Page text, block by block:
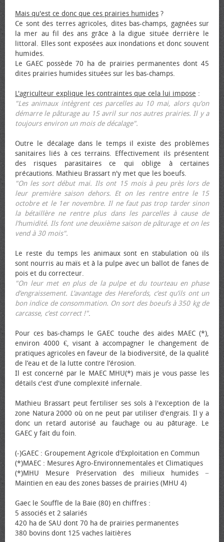
Mais qu'est ce donc que ces prairies humides ?
Ce sont des terres agricoles, dites bas-champs, gagnées sur
la mer au fil des ans grâce à la digue située derrière le
littoral. Elles sont exposées aux inondations et donc souvent
humides.
Le GAEC possède 70 ha de prairies permanentes dont 45
dites prairies humides situées sur les bas-champs.
L'agriculteur explique les contraintes que cela lui impose :
"Les animaux intègrent ces parcelles au 10 mai, alors qu’on
démarre le pâturage au 15 avril sur nos autres prairies. Il y a
toujours environ un mois de décalage".
Outre le décalage dans le temps il existe des problèmes
sanitaires liés à ces terrains. Effectivement ils présentent
des risques parasitaires ce qui oblige à certaines
précautions. Mathieu Brassart n'y met que les bœufs.
"On les sort début mai. Ils ont 15 mois à peu près lors de
leur première saison dehors. Et on les rentre entre le 15
octobre et le 1er novembre. Il ne faut pas trop tarder sinon
la bétaillère ne rentre plus dans les parcelles à cause de
l’humidité. Ils font une deuxième saison de pâturage et on les
vend à 30 mois".
Le reste du temps les animaux sont en stabulation où ils
sont nourris au maïs et à la pulpe avec un ballot de fanes de
pois et du correcteur.
"On leur met en plus de la pulpe et du tourteau en phase
d’engraissement. L’avantage des Herefords, c’est qu’ils ont un
bon indice de consommation. On sort des bœufs à 350 kg de
carcasse, c’est correct !".
Pour ces bas-champs le GAEC touche des aides MAEC (*),
environ 4000 €, visant à accompagner le changement de
pratiques agricoles en faveur de la biodiversité, de la qualité
de l’eau et de la lutte contre l’érosion.
Il est concerné par le MAEC MHU(*) mais je vous passe les
détails c'est d'une complexité infernale.
Mathieu Brassart peut fertiliser ses sols à l'exception de la
zone Natura 2000 où on ne peut par utiliser d'engrais. Il y a
donc un retard autorisé au fauchage ou au pâturage. Le
GAEC y fait du foin.
(-)GAEC : Groupement Agricole d'Exploitation en Commun
(*)MAEC : Mesures Agro-Environnementales et Climatiques
(*)MHU Mesure Préservation des milieux humides −
Maintien en eau des zones basses de prairies (MHU 4)
Gaec le Souffle de la Baie (80) en chiffres :
5 associés et 2 salariés
420 ha de SAU dont 70 ha de prairies permanentes
380 bovins dont 125 vaches laitières